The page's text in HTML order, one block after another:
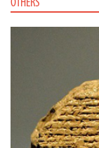
OTHERS